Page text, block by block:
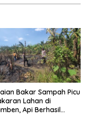
Bakar Sampah Picu
Lahan di
Api Berhasil